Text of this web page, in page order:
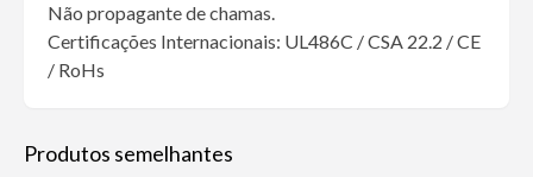
Não propagante de chamas.
Certificações Internacionais: UL486C / CSA 22.2 / CE
/ RoHs
Produtos semelhantes